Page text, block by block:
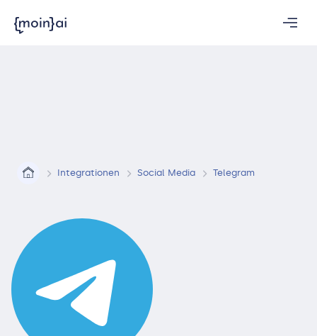
Integrationen Social Media Telegram